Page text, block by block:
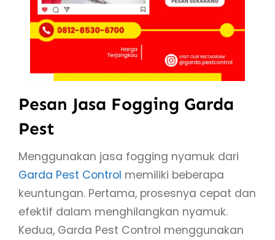
Pesan Jasa Fogging Garda
Pest
Menggunakan jasa fogging nyamuk dari
Garda Pest Control memiliki beberapa
keuntungan. Pertama, prosesnya cepat dan
efektif dalam menghilangkan nyamuk.
Kedua, Garda Pest Control menggunakan